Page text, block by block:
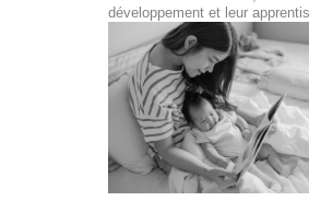
développement et leur